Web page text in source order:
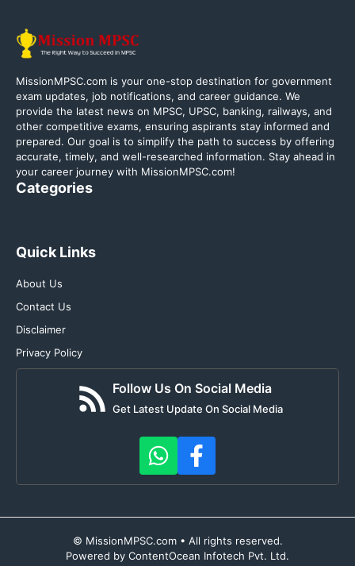
MissionMPSC.com is your one-stop destination for government
exam updates, job notifications, and career guidance. We
provide the latest news on MPSC, UPSC, banking, railways, and
other competitive exams, ensuring aspirants stay informed and
prepared. Our goal is to simplify the path to success by offering
accurate, timely, and well-researched information. Stay ahead in
your career journey with MissionMPSC.com!
Categories
Quick Links
About Us
Contact Us
Disclaimer
Privacy Policy
Follow Us On Social Media
Get Latest Update On Social Media
© MissionMPSC.com • All rights reserved.
Powered by ContentOcean Infotech Pvt. Ltd.